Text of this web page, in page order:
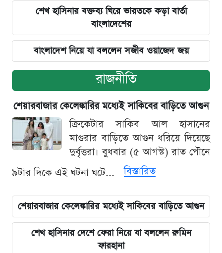
শেখ হাসিনার বক্তব্য ঘিরে ভারতকে কড়া বার্তা
বাংলাদেশের
বাংলাদেশ নিয়ে যা বললেন সজীব ওয়াজেদ জয়
রাজনীতি
শেয়ারবাজার কেলেঙ্কারির মধ্যেই সাকিবের বাড়িতে আগুন
ক্রিকেটার সাকিব আল হাসানের
মাগুরার বাড়িতে আগুন ধরিয়ে দিয়েছে
দুর্বৃত্তরা। বুধবার (৫ আগস্ট) রাত পৌনে
৯টার দিকে এই ঘটনা ঘটে...
বিস্তারিত
শেয়ারবাজার কেলেঙ্কারির মধ্যেই সাকিবের বাড়িতে আগুন
শেখ হাসিনার দেশে ফেরা নিয়ে যা বললেন রুমিন
ফারহানা